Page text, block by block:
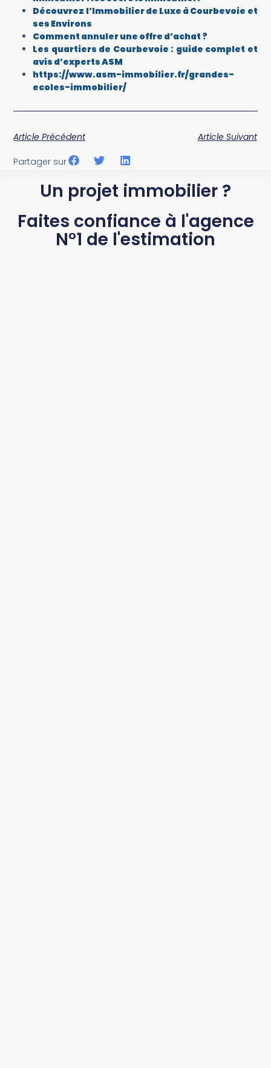
Découvrez l’Immobilier de Luxe à Courbevoie et
ses Environs
Comment annuler une offre d’achat ?
Les quartiers de Courbevoie : guide complet et
avis d’experts ASM
https://www.asm-immobilier.fr/grandes-
ecoles-immobilier/
Article Précédent Article Suivant
Partager sur
Un projet immobilier ?
Faites confiance à l'agence
N°1 de l'estimation